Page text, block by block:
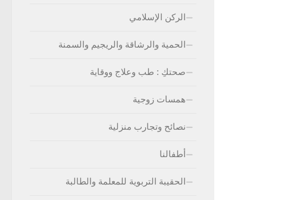
الركن الإسلامي
الحمية والرشاقة والريجيم والسمنة
صحتكِ : طب وعلاج ووقاية
همسات زوجية
نصائح وتجارب منزلية
أطفالنا
الحقيبة التربوية للمعلمة والطالبة